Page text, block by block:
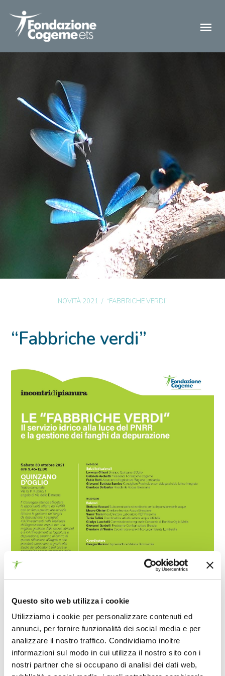
Questo sito web utilizza i cookie
Utilizziamo i cookie per personalizzare contenuti ed
annunci, per fornire funzionalità dei social media e per
analizzare il nostro traffico. Condividiamo inoltre
informazioni sul modo in cui utilizza il nostro sito con i
nostri partner che si occupano di analisi dei dati web,
NOVITÀ 2021 / “FABBRICHE VERDI”
“Fabbriche verdi”
18 OTTOBRE 2021